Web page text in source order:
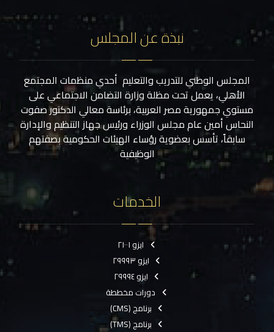
نبذة عن المجلس
المجلس الوطني للتدريب والتعليم أحدي منظمات المجتمع
الأهلي، يعمل تحت مظلة وزارة التضامن الاجتماعي على
مستوي جمهورية مصر العربية، برئاسة معالي الدكتور صفوت
النحاس أمين عام مجلس الوزراء ورئيس جهاز التنظيم والإدارة
سابقاً، تأسس بعضوية رؤساء الهيئات الحكومية بصفتهم
الوظيفية
الخدمات
ايزو ٢١٠٠١
ايزو ٢٩٩٩٣
ايزو ٢٩٩٩٤
دورات مخططة
برنامج (CMS)
برنامج (TMS)